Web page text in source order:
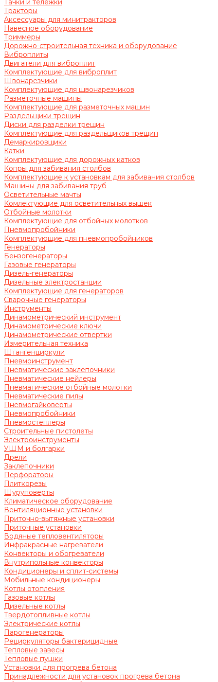
Тачки и тележки
Тракторы
Аксессуары для минитракторов
Навесное оборудование
Триммеры
Дорожно-строительная техника и оборудование
Виброплиты
Двигатели для виброплит
Комплектующие для виброплит
Швонарезчики
Комплектующие для швонарезчиков
Разметочные машины
Комплектующие для разметочных машин
Раздельщики трещин
Диски для разделки трещин
Комплектующие для раздельщиков трещин
Демаркировщики
Катки
Комплектующие для дорожных катков
Копры для забивания столбов
Комплектующие к установкам для забивания столбов
Машины для забивания труб
Осветительные мачты
Комлектующие для осветительных вышек
Отбойные молотки
Комплектующие для отбойных молотков
Пневмопробойники
Комплектующие для пневмопробойников
Генераторы
Бензогенераторы
Газовые генераторы
Дизель-генераторы
Дизельные электростанции
Комплектующие для генераторов
Сварочные генераторы
Инструменты
Динамометрический инструмент
Динамометрические ключи
Динамометрические отвертки
Измерительная техника
Штангенциркули
Пневмоинструмент
Пневматические заклёпочники
Пневматические нейлеры
Пневматические отбойные молотки
Пневматические пилы
Пневмогайковерты
Пневмопробойники
Пневмостеплеры
Строительные пистолеты
Электроинструменты
УШМ и болгарки
Дрели
Заклепочники
Перфораторы
Плиткорезы
Шуруповерты
Климатическое оборудование
Вентиляционные установки
Приточно-вытяжные установки
Приточные установки
Водяные тепловентиляторы
Инфракрасные нагреватели
Конвекторы и обогреватели
Внутрипольные конвекторы
Кондиционеры и сплит-системы
Мобильные кондиционеры
Котлы отопления
Газовые котлы
Дизельные котлы
Твердотопливные котлы
Электрические котлы
Парогенераторы
Рециркуляторы бактерицидные
Тепловые завесы
Тепловые пушки
Установки для прогрева бетона
Принадлежности для установок прогрева бетона